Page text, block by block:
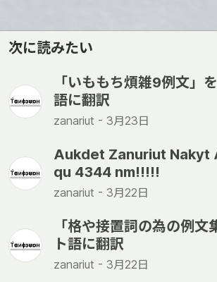
次に読みたい
「いももち煩雑9例文」
語に翻訳
zanariut - 3月23日
Aukdet Zanuriut Nakyt
qu 4344 nm!!!!!
zanariut - 3月22日
「格や接置詞の為の例文
ト語に翻訳
zanariut - 3月22日